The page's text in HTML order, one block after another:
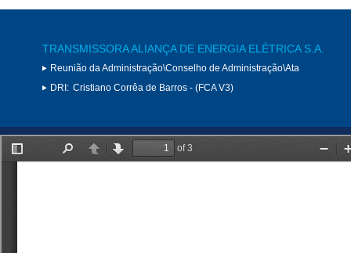
TRANSMISSORA ALIANÇA DE ENERGIA ELÉTRICA S.A.
Reunião da Administração\Conselho de Administração\Ata
DRI: Cristiano Corrêa de Barros - (FCA V3)